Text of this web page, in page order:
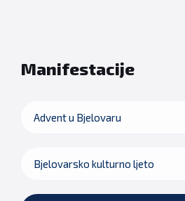
Manifestacije
Advent u Bjelovaru
Bjelovarsko kulturno ljeto